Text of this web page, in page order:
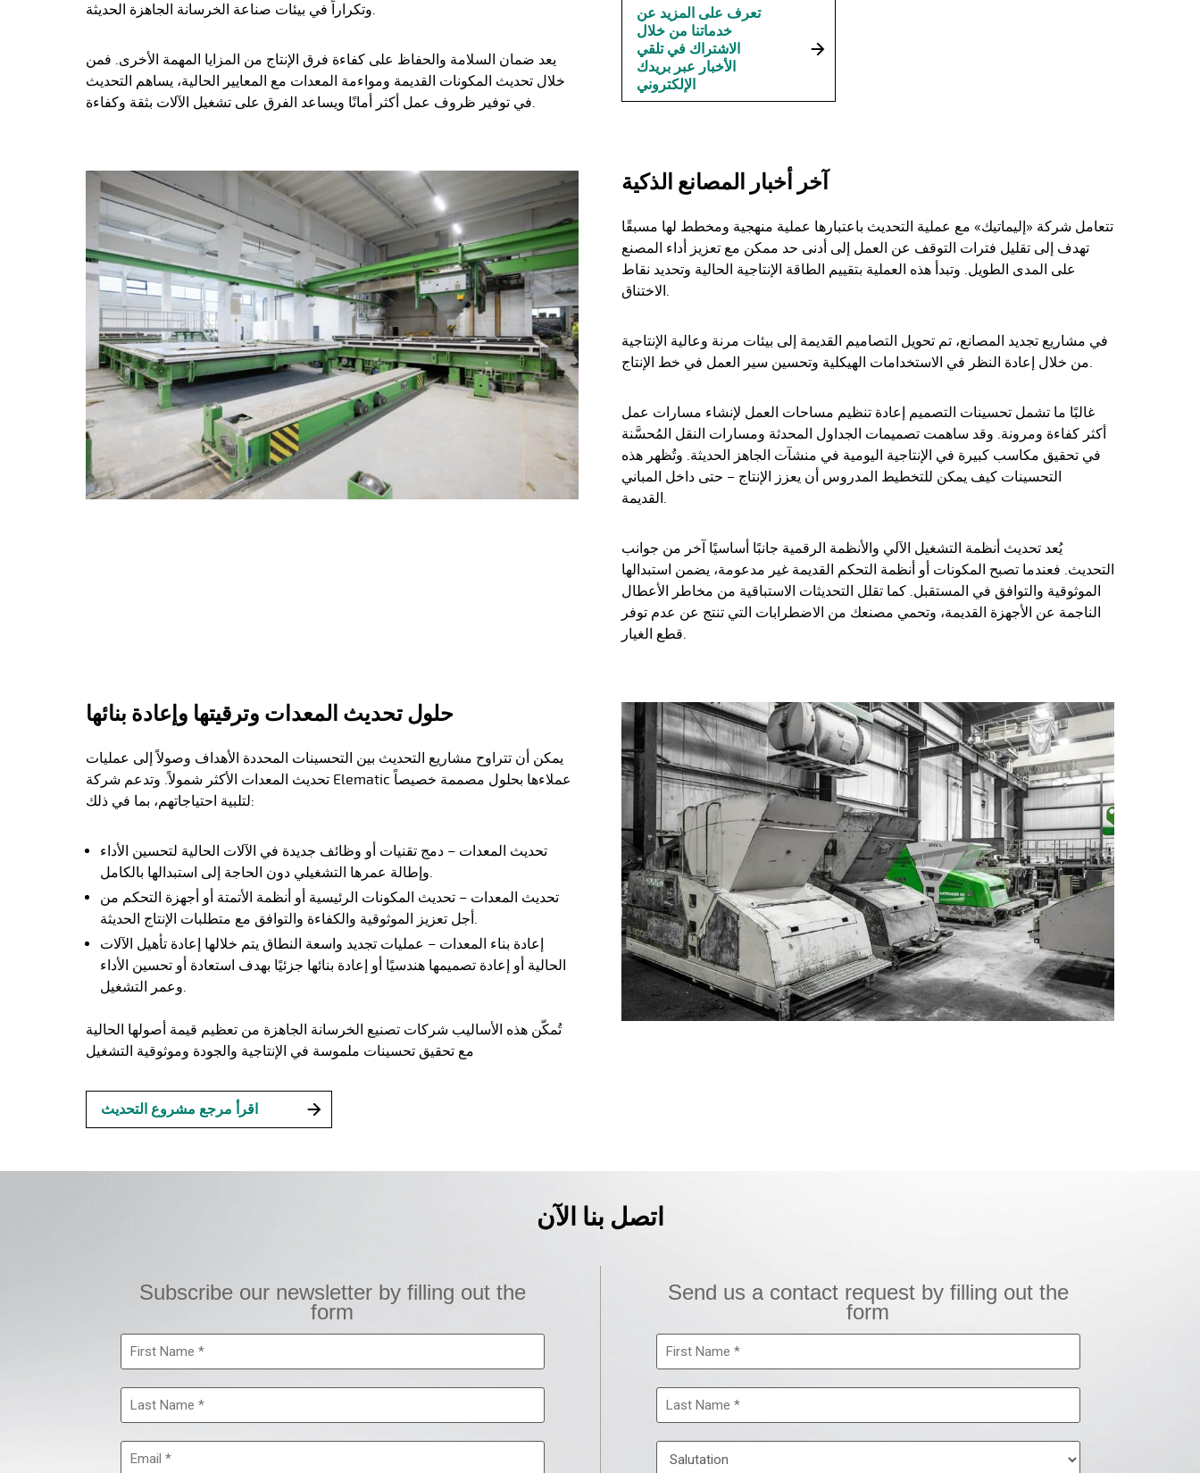
وتكراراً في بيئات صناعة الخرسانة الجاهزة الحديثة.
يعد ضمان السلامة والحفاظ على كفاءة فرق الإنتاج من المزايا المهمة الأخرى. فمن
خلال تحديث المكونات القديمة ومواءمة المعدات مع المعايير الحالية، يساهم التحديث
في توفير ظروف عمل أكثر أمانًا ويساعد الفرق على تشغيل الآلات بثقة وكفاءة.
تعرف على المزيد عن
خدماتنا من خلال
الاشتراك في تلقي
الأخبار عبر بريدك
الإلكتروني
آخر أخبار المصانع الذكية
تتعامل شركة «إليماتيك» مع عملية التحديث باعتبارها عملية منهجية ومخطط لها مسبقًا
تهدف إلى تقليل فترات التوقف عن العمل إلى أدنى حد ممكن مع تعزيز أداء المصنع
على المدى الطويل. وتبدأ هذه العملية بتقييم الطاقة الإنتاجية الحالية وتحديد نقاط
الاختناق.
في مشاريع تجديد المصانع، تم تحويل التصاميم القديمة إلى بيئات مرنة وعالية الإنتاجية
من خلال إعادة النظر في الاستخدامات الهيكلية وتحسين سير العمل في خط الإنتاج.
غالبًا ما تشمل تحسينات التصميم إعادة تنظيم مساحات العمل لإنشاء مسارات عمل
أكثر كفاءة ومرونة. وقد ساهمت تصميمات الجداول المحدثة ومسارات النقل المُحسَّنة
في تحقيق مكاسب كبيرة في الإنتاجية اليومية في منشآت الجاهز الحديثة. وتُظهر هذه
التحسينات كيف يمكن للتخطيط المدروس أن يعزز الإنتاج – حتى داخل المباني
القديمة.
يُعد تحديث أنظمة التشغيل الآلي والأنظمة الرقمية جانبًا أساسيًا آخر من جوانب
التحديث. فعندما تصبح المكونات أو أنظمة التحكم القديمة غير مدعومة، يضمن استبدالها
الموثوقية والتوافق في المستقبل. كما تقلل التحديثات الاستباقية من مخاطر الأعطال
الناجمة عن الأجهزة القديمة، وتحمي مصنعك من الاضطرابات التي تنتج عن عدم توفر
قطع الغيار.
حلول تحديث المعدات وترقيتها وإعادة بنائها
يمكن أن تتراوح مشاريع التحديث بين التحسينات المحددة الأهداف وصولاً إلى عمليات
تحديث المعدات الأكثر شمولاً. وتدعم شركة Elematic عملاءها بحلول مصممة خصيصاً
لتلبية احتياجاتهم، بما في ذلك:
تحديث المعدات – دمج تقنيات أو وظائف جديدة في الآلات الحالية لتحسين الأداء
وإطالة عمرها التشغيلي دون الحاجة إلى استبدالها بالكامل.
تحديث المعدات – تحديث المكونات الرئيسية أو أنظمة الأتمتة أو أجهزة التحكم من
أجل تعزيز الموثوقية والكفاءة والتوافق مع متطلبات الإنتاج الحديثة.
إعادة بناء المعدات – عمليات تجديد واسعة النطاق يتم خلالها إعادة تأهيل الآلات
الحالية أو إعادة تصميمها هندسيًا أو إعادة بنائها جزئيًا بهدف استعادة أو تحسين الأداء
وعمر التشغيل.
تُمكّن هذه الأساليب شركات تصنيع الخرسانة الجاهزة من تعظيم قيمة أصولها الحالية
مع تحقيق تحسينات ملموسة في الإنتاجية والجودة وموثوقية التشغيل
اقرأ مرجع مشروع التحديث
اتصل بنا الآن